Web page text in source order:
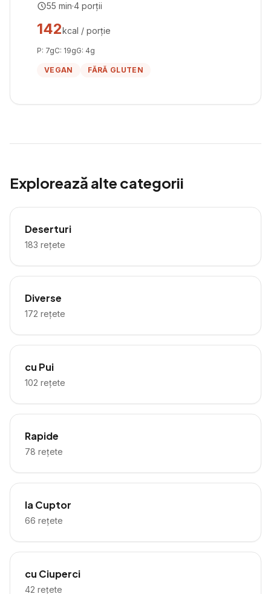
55 min·4 porții
142kcal / porție
P: 7gC: 19gG: 4g
VEGAN FĂRĂ GLUTEN
Explorează alte categorii
Deserturi
183 rețete
Diverse
172 rețete
cu Pui
102 rețete
Rapide
78 rețete
la Cuptor
66 rețete
cu Ciuperci
42 rețete